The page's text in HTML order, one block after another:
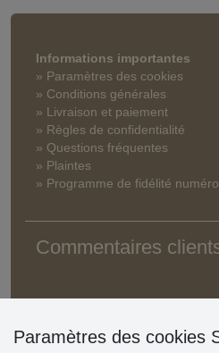
Informations importantes
» Paramètres des cookies
» Conditions générales
» Livraison et paiement
» Règles de confidentialité
» Questions fréquentes
» Plaintes
» Programme de fidélité
Commentaires
Paramètres des cookies